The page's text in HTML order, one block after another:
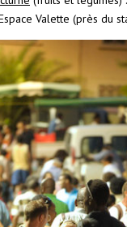
Valette (près du